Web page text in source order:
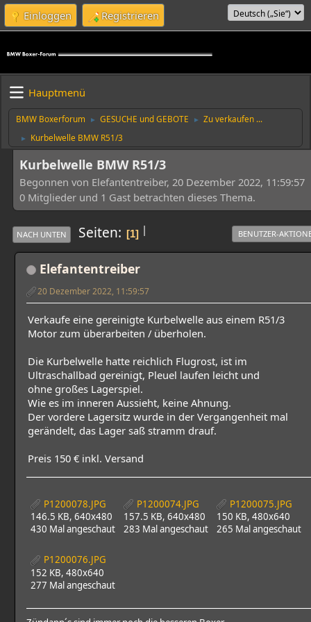
Einloggen Registrieren
Hauptmenü
BMW Boxerforum ► GESUCHE und GEBOTE ► Zu verkaufen ...
► Kurbelwelle BMW R51/3
Kurbelwelle BMW R51/3
Begonnen von Elefantentreiber, 20 Dezember 2022, 11:59:57
0 Mitglieder und 1 Gast betrachten dieses Thema.
|
NACH UNTEN Seiten 1 BENUTZER-
Elefantentreiber
20 Dezember 2022, 11:59:57
Verkaufe eine gereinigte Kurbelwelle aus einem R51/3
Motor zum überarbeiten / überholen.
Die Kurbelwelle hatte reichlich Flugrost, ist im
Ultraschallbad gereinigt, Pleuel laufen leicht und
ohne großes Lagerspiel.
Wie es im inneren Aussieht, keine Ahnung.
Der vordere Lagersitz wurde in der Vergangenheit mal
gerändelt, das Lager saß stramm drauf.
Preis 150 € inkl. Versand
P1200078.JPG
146.5 KB, 640x480
430 Mal angeschaut
P1200074.JPG
157.5 KB, 640x480
283 Mal angeschaut
P1200075.JPG
150 KB, 480x640
265 Mal angeschaut
P1200076.JPG
152 KB, 480x640
277 Mal angeschaut